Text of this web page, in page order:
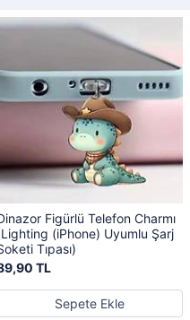
Figürlü Telefon Charmı
(iPhone) Uyumlu Şarj
Tıpası)
TL
Sepete Ekle